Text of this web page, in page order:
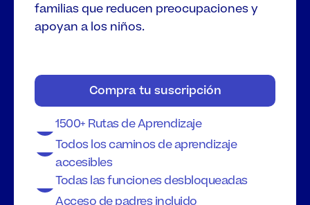
familias que reducen preocupaciones y
apoyan a los niños.
Compra tu suscripción
1500+ Rutas de Aprendizaje
Todos los caminos de aprendizaje
accesibles
Todas las funciones desbloqueadas
Acceso de padres incluido